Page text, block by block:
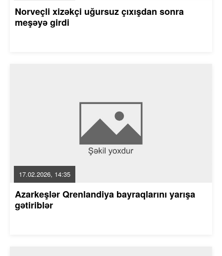
Norveçli xizəkçi uğursuz çıxışdan sonra
meşəyə girdi
17.02.2026, 14:35
Azarkeşlər Qrenlandiya bayraqlarını yarışa
gətiriblər